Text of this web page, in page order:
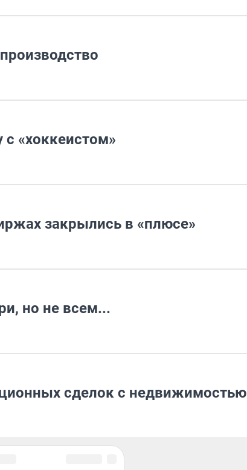
«хоккеистом»
закрылись в «плюсе»
но не всем...
сделок с недвижимостью